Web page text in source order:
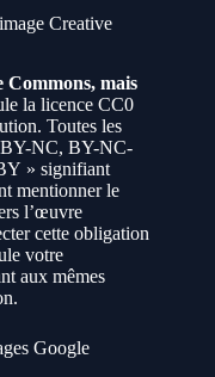
Creative
Commons, mais
la licence CC0
Toutes les
NC, BY-NC-
» signifiant
mentionner le
l’œuvre
cette obligation
votre
aux mêmes
Google